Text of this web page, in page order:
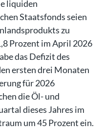
liquiden
Staatsfonds seien
zu
Prozent im April 2026
das Defizit des
ersten drei Monaten
für 2026
die Öl- und
dieses Jahres im
um 45 Prozent ein.